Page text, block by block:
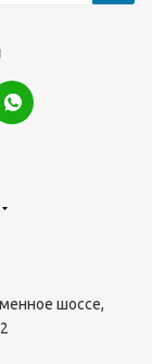
шоссе,